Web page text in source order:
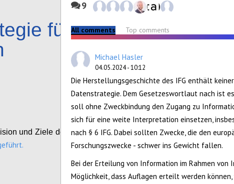
Configure
für
Configure
und Ziele der Datenstrategie
9
All comments Top comments
Michael Hasler
04.05.2024 - 10:12
Die Herstellungsgeschichte des IFG enthält
Datenstrategie. Dem Gesetzeswortlaut nach ist
soll ohne Zweckbindung den Zugang zu
sich für eine weite Interpretation einsetzen,
nach § 6 IFG. Dabei sollten Zwecke, die den
Forschungszwecke - schwer ins Gewicht fallen.
Bei der Erteilung von Information im Rahmen
Möglichkeit, dass Auflagen erteilt werden